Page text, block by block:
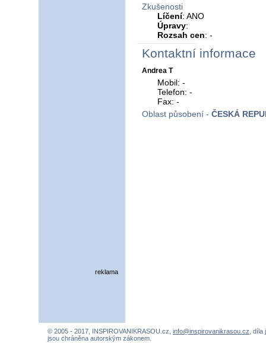
Zkušenosti
Líčení: ANO
Úpravy:
Rozsah cen: -
Kontaktní informace
Andrea T
Mobil: -
Telefon: -
Fax: -
Oblast působení - ČESKÁ
reklama
© 2005 - 2017, INSPIROVANIKRASOU.cz, info@inspirovanikrasou.cz ,
jsou chráněna autorským zákonem.